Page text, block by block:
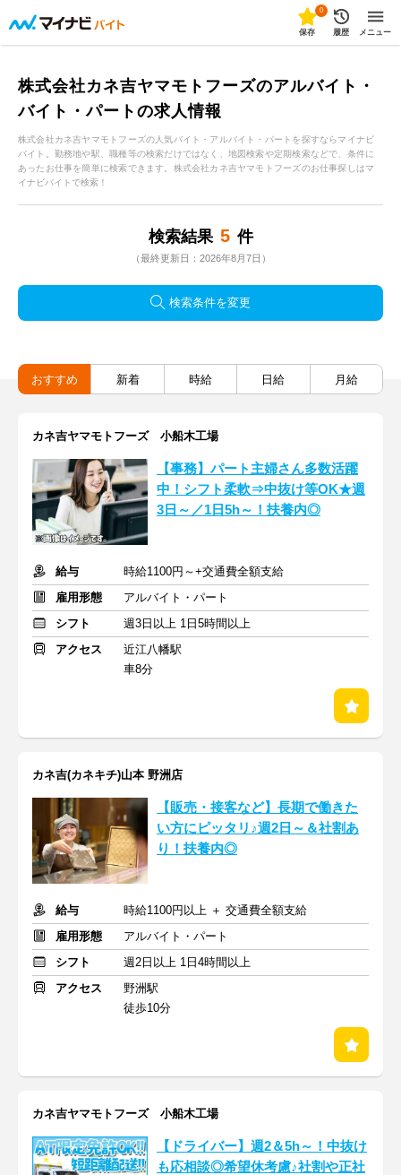
0
保存 履歴 メニュー
株式会社カネ吉ヤマモトフーズのアルバイト・
バイト・パートの求人情報
株式会社カネ吉ヤマモトフーズの人気バイト・アルバイト・パートを探すならマイナビ
バイト。勤務地や駅、職種等の検索だけではなく、地図検索や定期検索などで、条件に
あったお仕事を簡単に検索できます。株式会社カネ吉ヤマモトフーズのお仕事探しはマ
イナビバイトで検索！
検索結果 5 件
（最終更新日：2026年8月7日）
検索条件を変更
おすすめ 新着 時給 日給 月給
カネ吉ヤマモトフーズ 小船木工場
【事務】パート主婦さん多数活躍
中！シフト柔軟⇒中抜け等OK★週
3日～／1日5h～！扶養内◎
給与
時給1100円～+交通費全額支給
雇用形態
アルバイト・パート
シフト
週3日以上 1日5時間以上
アクセス
近江八幡駅
車8分
カネ吉(カネキチ)山本 野洲店
【販売・接客など】長期で働きた
い方にピッタリ♪週2日～＆社割あ
り！扶養内◎
給与
時給1100円以上 ＋ 交通費全額支給
雇用形態
アルバイト・パート
シフト
週2日以上 1日4時間以上
アクセス
野洲駅
徒歩10分
カネ吉ヤマモトフーズ 小船木工場
【ドライバー】週2＆5h～！中抜け
も応相談◎希望休考慮♪社割や正社